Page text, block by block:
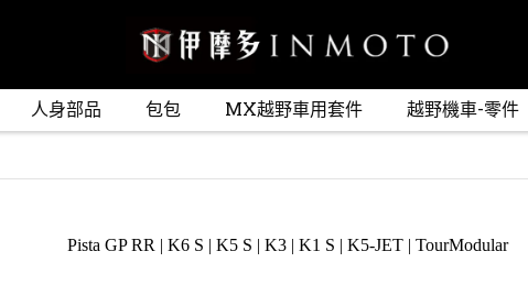
人身部品 包包 MX越野車用套件 越野機車-零件
Pista GP RR | K6 S | K5 S | K3 | K1 S | K5-JET | TourModular